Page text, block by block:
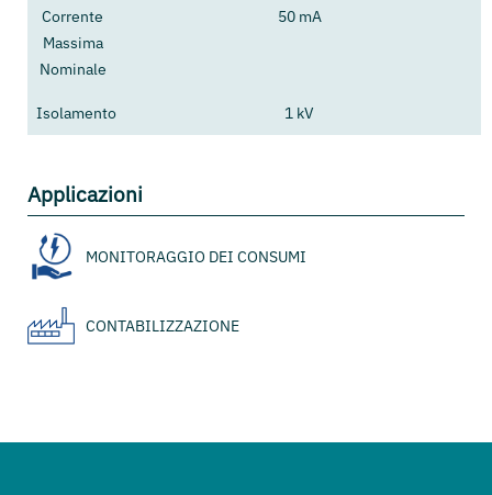
Corrente
Massima
Nominale
50 mA
Isolamento 1 kV
Applicazioni
MONITORAGGIO DEI CONSUMI
CONTABILIZZAZIONE